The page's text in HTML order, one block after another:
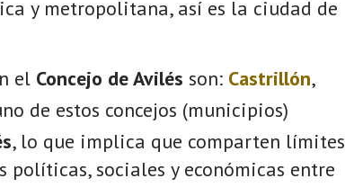
y metropolitana, así es la ciudad de
el Concejo de Avilés son: Castrillón,
de estos concejos (municipios)
, lo que implica que comparten límites
sociales y económicas entre